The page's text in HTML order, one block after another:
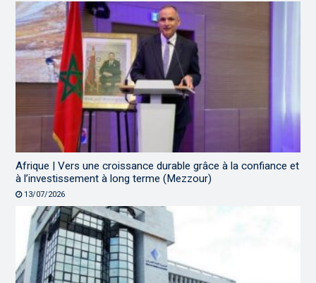
Afrique | Vers une croissance durable grâce à la confiance et
à l’investissement à long terme (Mezzour)
13/07/2026